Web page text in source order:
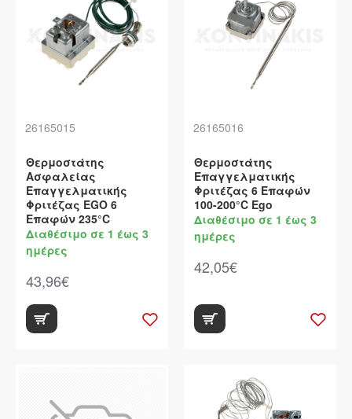
26165015
Θερμοστάτης
Ασφαλείας
Επαγγελματικής
Φριτέζας EGO 6
Επαφών 235°C
Διαθέσιμο σε 1 έως 3
ημέρες
43,96€
26165016
Θερμοστάτης
Επαγγελματικής
Φριτέζας 6 Επαφών
100-200°C Ego
Διαθέσιμο σε 1 έως 3
ημέρες
42,05€